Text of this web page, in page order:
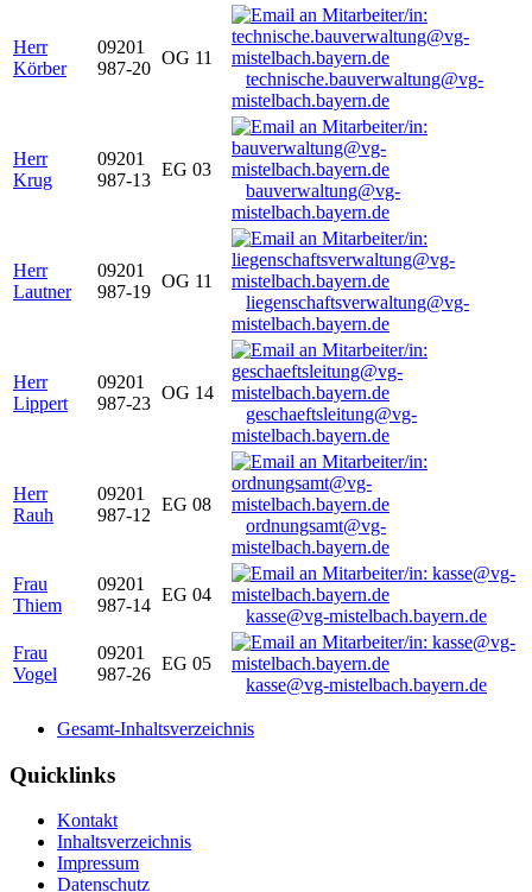
Herr
Körber
09201
987-20
OG 11
technische.bauverwaltung@vg-
mistelbach.bayern.de
Herr
Krug
09201
987-13
EG 03
bauverwaltung@vg-
mistelbach.bayern.de
Herr
Lautner
09201
987-19
OG 11
liegenschaftsverwaltung@vg-
mistelbach.bayern.de
Herr
Lippert
09201
987-23
OG 14
geschaeftsleitung@vg-
mistelbach.bayern.de
Herr
Rauh
09201
987-12
EG 08
ordnungsamt@vg-
mistelbach.bayern.de
Frau
Thiem
09201
987-14
EG 04
kasse@vg-mistelbach.bayern.de
Frau
Vogel
09201
987-26
EG 05
kasse@vg-mistelbach.bayern.de
Gesamt-Inhaltsverzeichnis
Quicklinks
Kontakt
Inhaltsverzeichnis
Impressum
Datenschutz